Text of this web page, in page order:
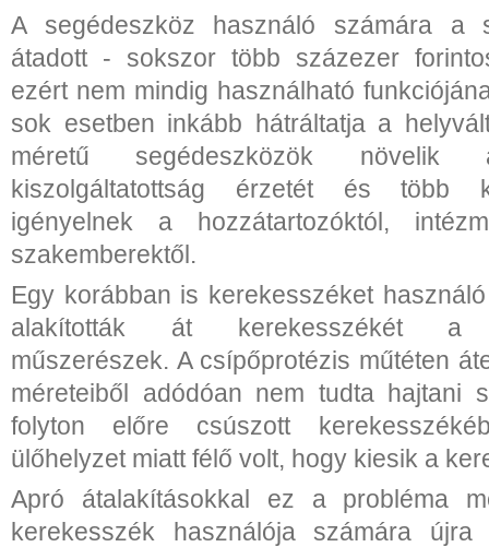
A segédeszköz használó számára a
átadott - sokszor több százezer
ezért nem mindig használható
sok esetben inkább hátráltatja a
méretű segédeszközök növelik
kiszolgáltatottság érzetét és több
igényelnek a hozzátartozóktól,
szakemberektől.
Egy korábban is kerekesszéket
alakították át kerekesszékét a
műszerészek. A csípőprotézis műtéten
méreteiből adódóan nem tudta hajtani
folyton előre csúszott
ülőhelyzet miatt félő volt, hogy kiesik a
Apró átalakításokkal ez a probléma
kerekesszék használója számára